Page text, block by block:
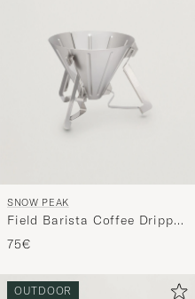
SNOW PEAK
Field Barista Coffee Dripper
Stainless Steel
75€
OUTDOOR